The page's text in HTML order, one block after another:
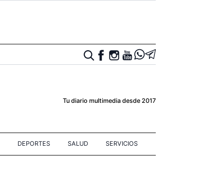
Tu diario multimedia desde 2017
DEPORTES SALUD SERVICIOS